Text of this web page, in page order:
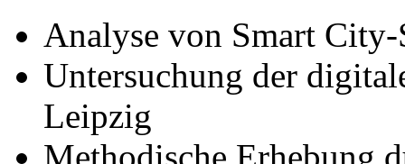
Analyse von Smart
Untersuchung der
Leipzig
Methodische Erhebung